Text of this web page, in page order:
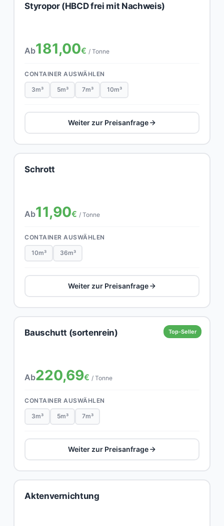
Styropor (HBCD frei mit Nachweis)
Ab181,00€ / Tonne
CONTAINER AUSWÄHLEN
3m³ 5m³ 7m³ 10m³
Weiter zur Preisanfrage
Schrott
Ab11,90€ / Tonne
CONTAINER AUSWÄHLEN
10m³ 36m³
Weiter zur Preisanfrage
Top-Seller
Bauschutt (sortenrein)
Ab220,69€ / Tonne
CONTAINER AUSWÄHLEN
3m³ 5m³ 7m³
Weiter zur Preisanfrage
Aktenvernichtung